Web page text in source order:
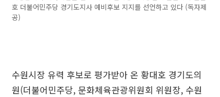
호 더불어민주당 경기도지사 예비후보 지지를 선언하고 있다 (독자제
공)
수원시장 유력 후보로 평가받아 온 황대호 경기도의
원(더불어민주당, 문화체육관광위원회 위원장, 수원